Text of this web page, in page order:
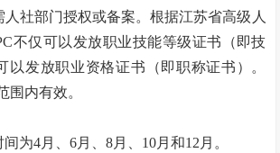
人社部门授权或备案。根据江苏省高级人
不仅可以发放职业技能等级证书（即技
以发放职业资格证书（即职称证书）。
围内有效。
间为4月、6月、8月、10月和12月。